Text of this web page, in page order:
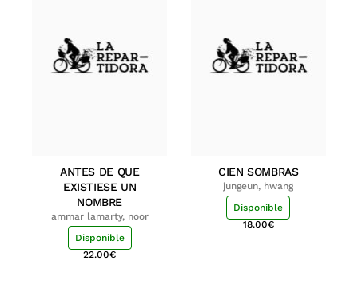
ANTES DE QUE
EXISTIESE UN
NOMBRE
ammar lamarty, noor
Disponible
22.00€
CIEN SOMBRAS
jungeun, hwang
Disponible
18.00€